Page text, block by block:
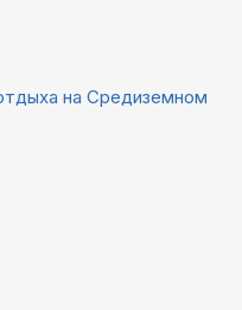
на Средиземном